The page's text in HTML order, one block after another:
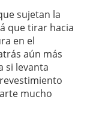
sujetan la
que tirar hacia
en el
aún más
si levanta
mucho